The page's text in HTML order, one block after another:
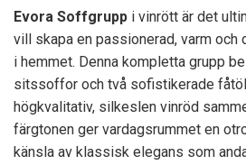
Evora Soffgrupp i vinrött är det
vill skapa en passionerad, varm
i hemmet. Denna kompletta grupp
sitssoffor och två sofistikerade
högkvalitativ, silkeslen vinröd
färgtonen ger vardagsrummet en
känsla av klassisk elegans som